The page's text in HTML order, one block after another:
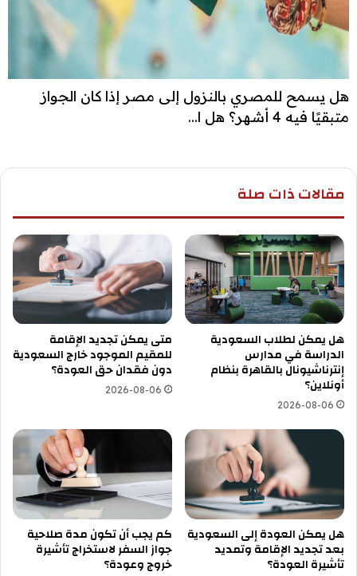
هل يسمح للمصري بالنزول إلى مصر إذا كان الجواز
متبقيًا فيه 4 أشهر؟ هل ا...
مقالات ذات صلة
هل يمكن لطلاب السعودية
الدراسة في مدارس
إنترناشيونال بالقاهرة بنظام
أونلاين؟
2026-08-06
متى يمكن تجديد الإقامة
للمقيم الموجود خارج السعودية
دون فقدان حق العودة؟
2026-08-06
هل يمكن العودة إلى السعودية
بعد تجديد الإقامة وتمديد
تأشيرة العودة؟
كم يجب أن تكون مدة صلاحية
جواز السفر لاستخراج تأشيرة
خروج وعودة؟